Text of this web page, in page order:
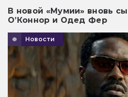
В новой «Мумии» вновь
О’Коннор и Одед Фер
Новости